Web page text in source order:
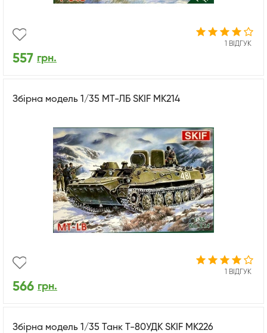
1 ВІДГУК
557 грн.
Збірна модель 1/35 МТ-ЛБ SKIF MK214
1 ВІДГУК
566 грн.
Збірна модель 1/35 Танк Т-80УДК SKIF MK226